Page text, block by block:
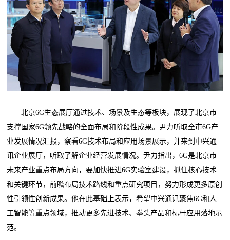
北京6G生态展厅通过技术、场景及生态等板块，展现了北京市
支撑国家6G领先战略的全面布局和阶段性成果。尹力听取全市6G产
业发展情况汇报，察看6G技术布局和应用场景展示，并来到中兴通
讯企业展厅，听取了解企业经营发展情况。尹力指出，6G是北京市
未来产业重点布局方向，要加快推进6G实验室建设，抓住核心技术
和关键环节，前瞻布局技术路线和重点研究项目，努力形成更多原创
性引领性创新成果。他在此基础上表示，希望中兴通讯聚焦6G和人
工智能等重点领域，推动更多先进技术、拳头产品和标杆应用落地示
范。